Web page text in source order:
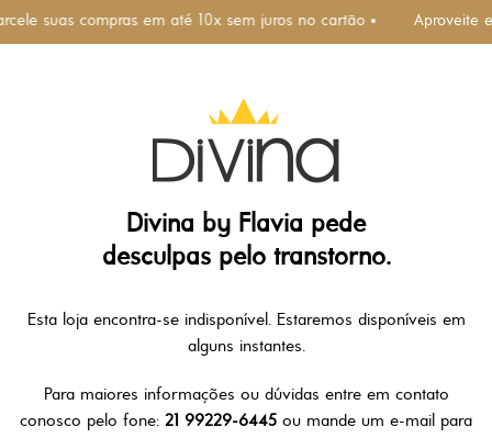
suas compras em até 10x sem juros no cartão • Aproveite
Divina by Flavia pede
desculpas pelo transtorno.
Esta loja encontra-se indisponível. Estaremos disponíveis em
alguns instantes.
Para maiores informações ou dúvidas entre em contato
conosco pelo fone: 21 99229-6445 ou mande um e-mail para